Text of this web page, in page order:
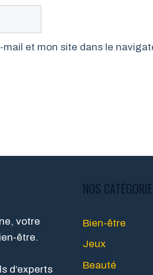
et mon site dans le
votre
être.
d’experts
NOS
Bien-être
Jeux
Beauté